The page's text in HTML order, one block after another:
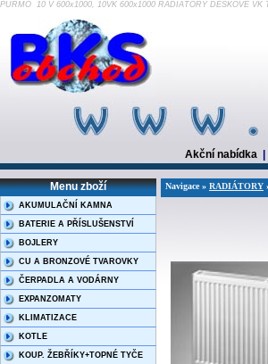
PURMO 10 V 600x1000, 10VK 600x1000 RADIÁTORY DESKOVÉ VK
Akční nabídka
Menu zboží
AKUMULAČNÍ KAMNA
BATERIE A PŘÍSLUŠENSTVÍ
BOJLERY
CU A BRONZOVÉ TVAROVKY
ČERPADLA A VODÁRNY
EXPANZOMATY
KLIMATIZACE
KOTLE
KOUP. ŽEBŘÍKY+TOPNÉ TYČE
Navigace » RADIÁTORY